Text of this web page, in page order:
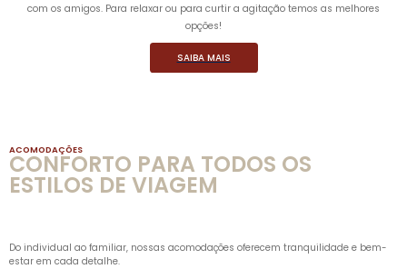
com os amigos. Para relaxar ou para curtir a agitação temos as melhores
opções!
SAIBA MAIS
ACOMODAÇÕES
CONFORTO PARA TODOS OS
ESTILOS DE VIAGEM
Do individual ao familiar, nossas acomodações oferecem tranquilidade e bem-
estar em cada detalhe.